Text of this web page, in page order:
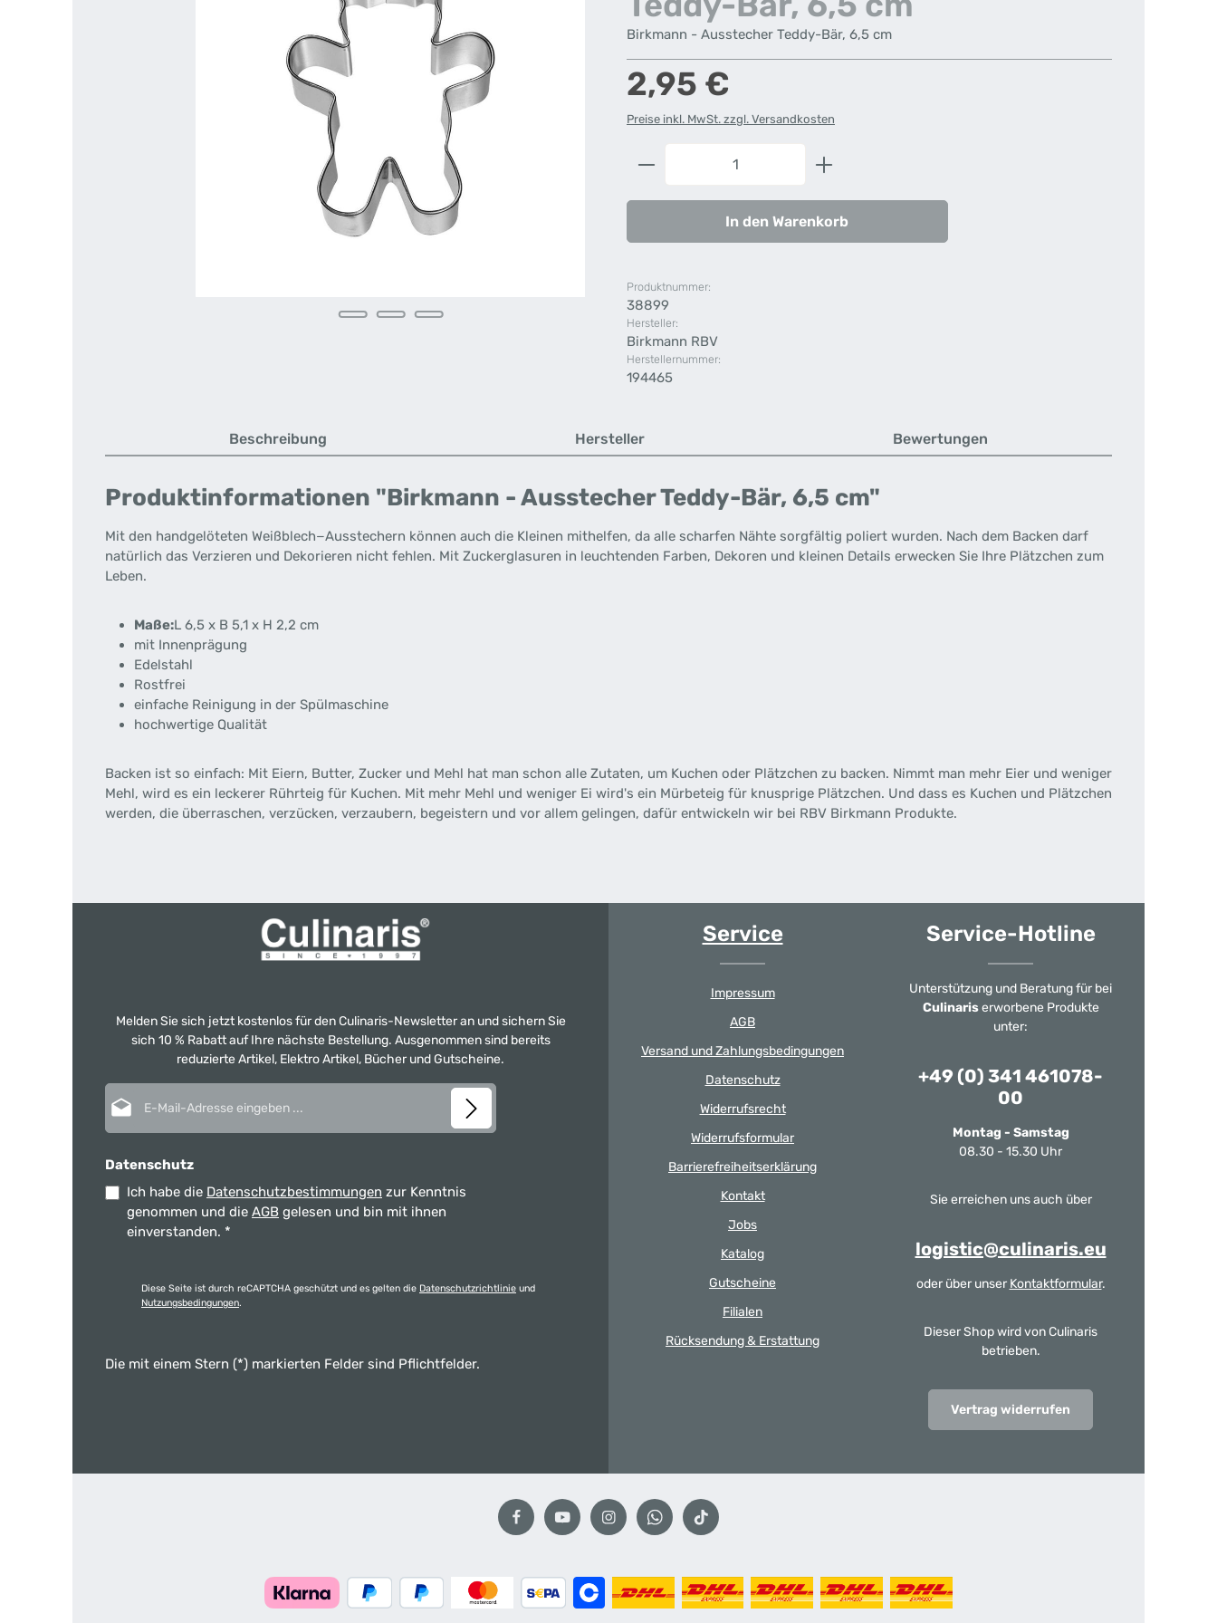
Birkmann - Ausstecher Teddy-Bär, 6,5 cm
Regulärer Preis:
2,95 €
Preise inkl. MwSt. zzgl. Versandkosten
Produkt Anzahl: Gib den gewünschten Wert ein oder
In den Warenkorb
Produktnummer:
38899
Hersteller:
Birkmann RBV
Herstellernummer:
194465
Beschreibung Hersteller Bewertungen
Produktinformationen "Birkmann - Ausstecher Teddy-Bär, 6,5 cm"
Mit den handgelöteten Weißblech−Ausstechern können auch die Kleinen mithelfen, da alle scharfen Nähte sorgfältig poliert wurden. Nach dem Backen darf
natürlich das Verzieren und Dekorieren nicht fehlen. Mit Zuckerglasuren in leuchtenden Farben, Dekoren und kleinen Details erwecken Sie Ihre Plätzchen zum
Leben.
Maße:L 6,5 x B 5,1 x H 2,2 cm
mit Innenprägung
Edelstahl
Rostfrei
einfache Reinigung in der Spülmaschine
hochwertige Qualität
Backen ist so einfach: Mit Eiern, Butter, Zucker und Mehl hat man schon alle Zutaten, um Kuchen oder Plätzchen zu backen. Nimmt man mehr Eier und weniger
Mehl, wird es ein leckerer Rührteig für Kuchen. Mit mehr Mehl und weniger Ei wird's ein Mürbeteig für knusprige Plätzchen. Und dass es Kuchen und Plätzchen
werden, die überraschen, verzücken, verzaubern, begeistern und vor allem gelingen, dafür entwickeln wir bei RBV Birkmann Produkte.
Melden Sie sich jetzt kostenlos für den Culinaris-Newsletter an und sichern Sie
sich 10 % Rabatt auf Ihre nächste Bestellung. Ausgenommen sind bereits
reduzierte Artikel, Elektro Artikel, Bücher und Gutscheine.
Datenschutz
Ich habe die Datenschutzbestimmungen zur Kenntnis
genommen und die AGB gelesen und bin mit ihnen
einverstanden. *
Diese Seite ist durch reCAPTCHA geschützt und es gelten die Datenschutzrichtlinie und
Nutzungsbedingungen.
Die mit einem Stern (*) markierten Felder sind Pflichtfelder.
Service
Impressum
AGB
Versand und Zahlungsbedingungen
Datenschutz
Widerrufsrecht
Widerrufsformular
Barrierefreiheitserklärung
Kontakt
Jobs
Katalog
Gutscheine
Filialen
Rücksendung & Erstattung
Service-Hotline
Unterstützung und Beratung für bei
Culinariserworbene Produkte
unter:
+49 (0) 341 461078-
00
Montag - Samstag
08.30 - 15.30 Uhr
Sie erreichen uns auch über
logistic@culinaris.eu
oder über unser Kontaktformular.
Dieser Shop wird von Culinaris
betrieben.
Vertrag widerrufen